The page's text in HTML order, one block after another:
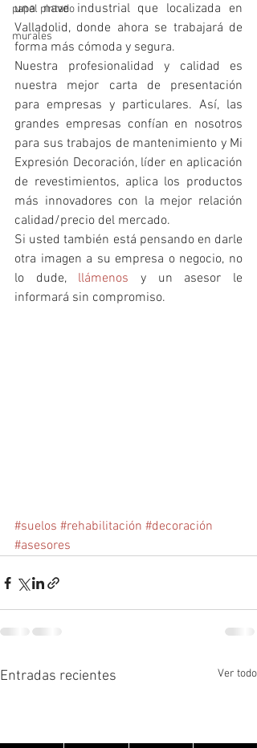
papel pintado
murales
una nave industrial que localizada en
Valladolid, donde ahora se trabajará de
forma más cómoda y segura.
Nuestra profesionalidad y calidad es
nuestra mejor carta de presentación
para empresas y particulares. Así, las
grandes empresas confían en nosotros
para sus trabajos de mantenimiento y Mi
Expresión Decoración, líder en aplicación
de revestimientos, aplica los productos
más innovadores con la mejor relación
calidad/precio del mercado.
Si usted también está pensando en darle
otra imagen a su empresa o negocio, no
lo dude, llámenos y un asesor le
informará sin compromiso.
#suelos #rehabilitación #decoración
#asesores
Entradas recientes Ver todo